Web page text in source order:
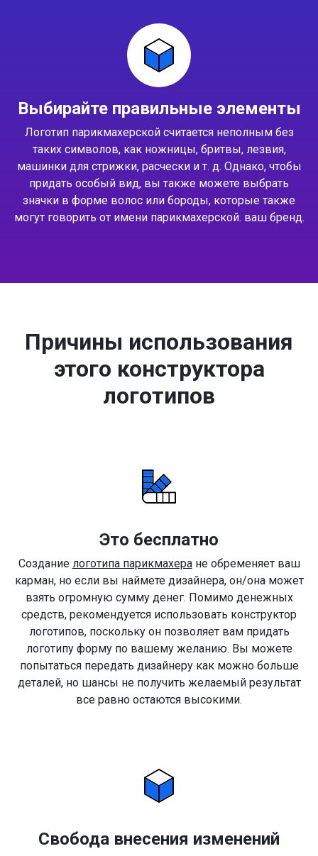
Выбирайте правильные элементы
Логотип парикмахерской считается неполным без
таких символов, как ножницы, бритвы, лезвия,
машинки для стрижки, расчески и т. д. Однако, чтобы
придать особый вид, вы также можете выбрать
значки в форме волос или бороды, которые также
могут говорить от имени парикмахерской. ваш бренд.
Причины использования
этого конструктора
логотипов
Это бесплатно
Создание логотипа парикмахеране обременяет ваш
карман, но если вы наймете дизайнера, он/она может
взять огромную сумму денег. Помимо денежных
средств, рекомендуется использовать конструктор
логотипов, поскольку он позволяет вам придать
логотипу форму по вашему желанию. Вы можете
попытаться передать дизайнеру как можно больше
деталей, но шансы не получить желаемый результат
все равно остаются высокими.
Свобода внесения изменений